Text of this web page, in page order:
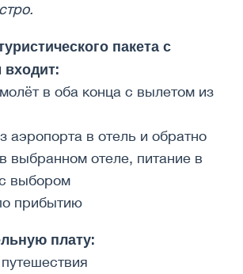
пакета с
в оба конца с вылетом из
аэропорта в отель и обратно
выбранном отеле, питание в
выбором
прибытию
плату: